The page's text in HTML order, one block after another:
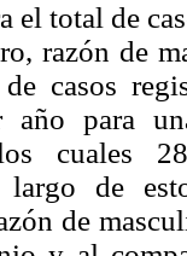
el total de
razón de
casos
año para
cuales
de
de